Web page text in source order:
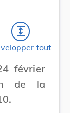
expand
tout
février
de la